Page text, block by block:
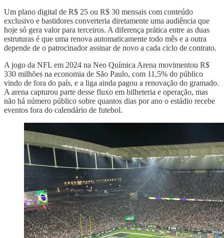
Um plano digital de R$ 25 ou R$ 30 mensais com conteúdo
exclusivo e bastidores converteria diretamente uma audiência que
hoje só gera valor para terceiros. A diferença prática entre as duas
estruturas é que uma renova automaticamente todo mês e a outra
depende de o patrocinador assinar de novo a cada ciclo de contrato.
A jogo da NFL em 2024 na Neo Química Arena movimentou R$
330 milhões na economia de São Paulo, com 11,5% do público
vindo de fora do país, e a liga ainda pagou a renovação do gramado.
A arena capturou parte desse fluxo em bilheteria e operação, mas
não há número público sobre quantos dias por ano o estádio recebe
eventos fora do calendário de futebol.